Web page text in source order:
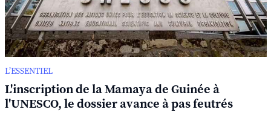
L’ESSENTIEL
L'inscription de la Mamaya de Guinée à
l'UNESCO, le dossier avance à pas feutrés